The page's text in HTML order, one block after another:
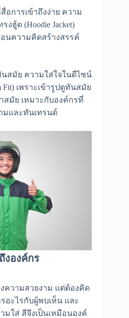
การเข้าถึงง่าย ความ
งฮู้ด (Hoodie Jacket)
นความคิดสร้างสรรค์
สมัย ความใส่ใจในดีไซน์
Fit) เพราะเข้ารูปดูทันสมัย
สมัย เหมาะกับองค์กรที่
มและทันเทรนด์
งองค์กร
ความสวยงาม แต่ต้องคิด
อะไรกับผู้พบเห็น และ
มใส่ สีจึงเป็นเหมือนองค์